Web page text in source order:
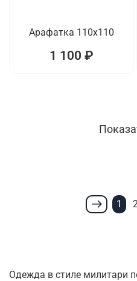
Арафатка 110x110
1 100 ₽
1
Одежда в стиле милитари